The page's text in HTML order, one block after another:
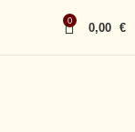
0 0,00 €